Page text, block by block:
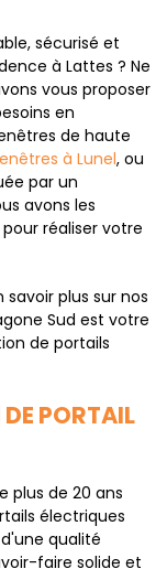
sécurisé et
à Lattes ? Ne
vous proposer
en
de haute
à Lunel, ou
par un
avons les
réaliser votre
plus sur nos
Sud est votre
de portails
PORTAIL
plus de 20 ans
électriques
qualité
faire solide et